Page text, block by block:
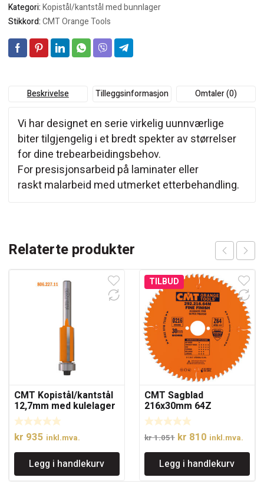
Kategori:Kopistål/kantstål med bunnlager
Stikkord:CMT Orange Tools
Beskrivelse Tilleggsinformasjon Omtaler (0)
Vi har designet en serie virkelig uunnværlige
biter tilgjengelig i et bredt spekter av størrelser
for dine trebearbeidingsbehov.
For presisjonsarbeid på laminater eller
raskt malarbeid med utmerket etterbehandling.
Relaterte produkter
CMT Kopistål/kantstål
12,7mm med kulelager
kr 935 inkl.mva.
Legg i handlekurv
TILBUD
CMT Sagblad
216x30mm 64Z
kr1.051 Opprinnelig
pris
var:
kr 1.051.
kr 810Nåværende
pris
er:
kr 810.
inkl.mva.
Legg i handlekurv